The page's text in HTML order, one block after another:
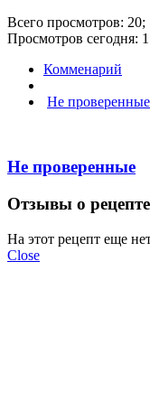
Всего просмотров: 20;
Просмотров сегодня:
Комменарий
Не проверенные
Не проверенные
Отзывы о рецепте
На этот рецепт еще
Close